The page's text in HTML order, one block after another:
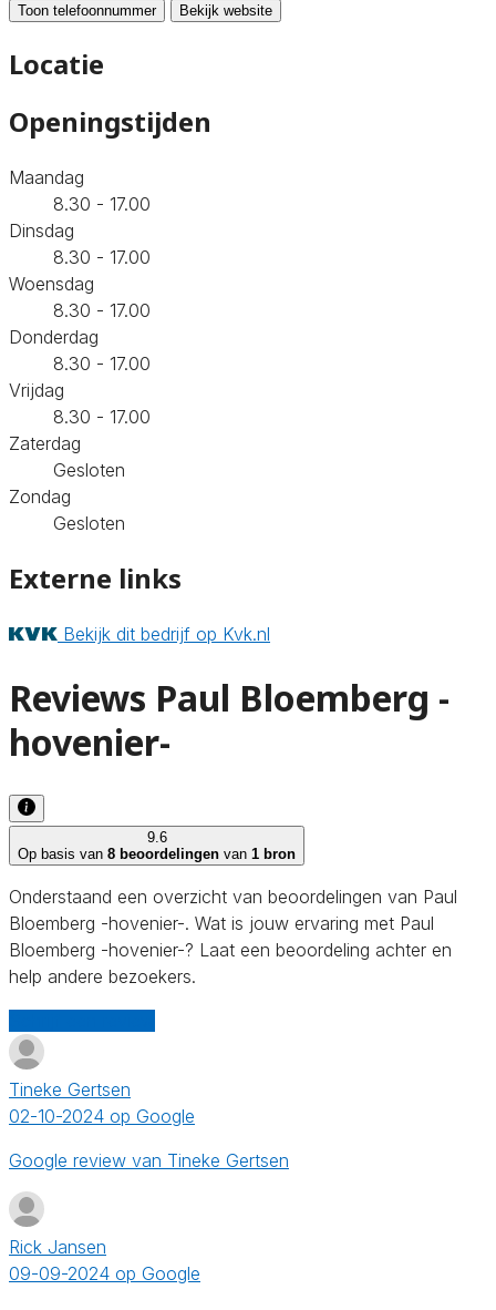
Toon telefoonnummer Bekijk website
Locatie
Openingstijden
Maandag
8.30 - 17.00
Dinsdag
8.30 - 17.00
Woensdag
8.30 - 17.00
Donderdag
8.30 - 17.00
Vrijdag
8.30 - 17.00
Zaterdag
Gesloten
Zondag
Gesloten
Externe links
Bekijk dit bedrijf op Kvk.nl
Reviews Paul Bloemberg -
hovenier-
9.6
Op basis van 8 beoordelingen van 1 bron
Onderstaand een overzicht van beoordelingen van Paul
Bloemberg -hovenier-. Wat is jouw ervaring met Paul
Bloemberg -hovenier-? Laat een beoordeling achter en
help andere bezoekers.
Tineke Gertsen
02-10-2024 op Google
Google review van Tineke Gertsen
Rick Jansen
09-09-2024 op Google